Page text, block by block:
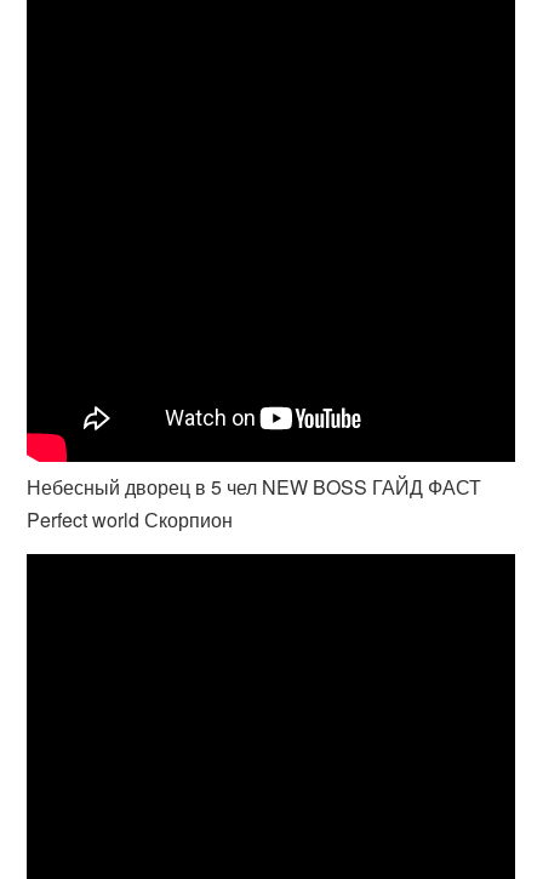
Небесный дворец в 5 чел NEW BOSS ГАЙД ФАСТ
Perfect world Скорпион